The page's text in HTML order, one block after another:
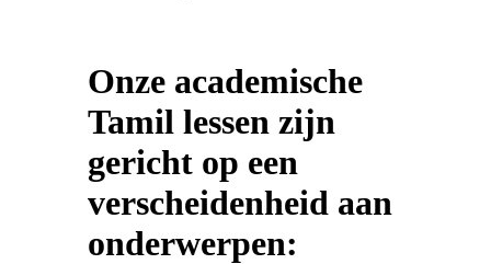
Onze academische
Tamil lessen zijn
gericht op een
verscheidenheid aan
onderwerpen: